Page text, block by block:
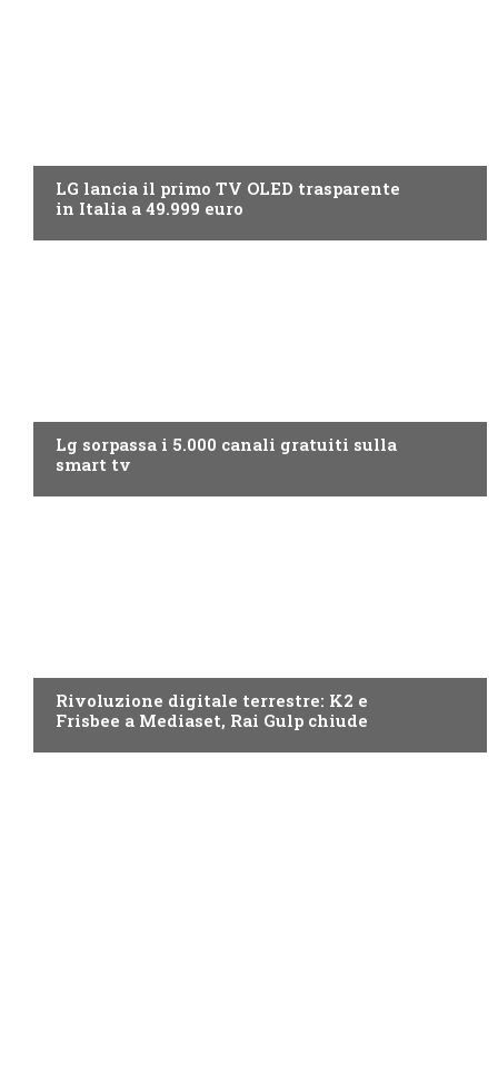
LG lancia il primo TV OLED trasparente
in Italia a 49.999 euro
Lg sorpassa i 5.000 canali gratuiti sulla
smart tv
Rivoluzione digitale terrestre: K2 e
Frisbee a Mediaset, Rai Gulp chiude